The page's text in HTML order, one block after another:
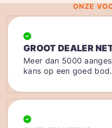
ONZE
GROOT DEALER
Meer dan 5000
kans op een goed bod.